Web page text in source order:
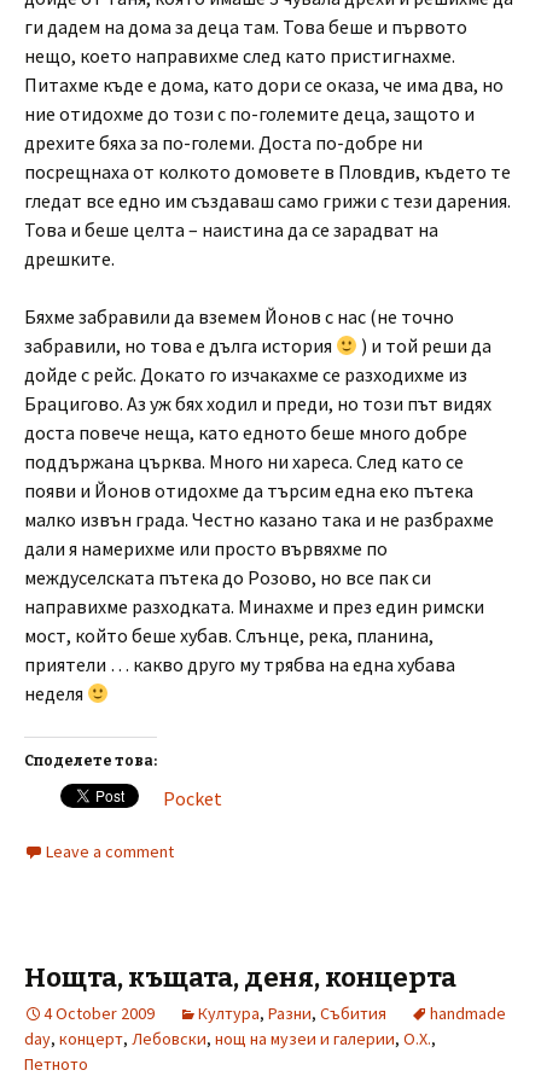
ги дадем на дома за деца там. Това беше и първото
нещо, което направихме след като пристигнахме.
Питахме къде е дома, като дори се оказа, че има два, но
ние отидохме до този с по-големите деца, защото и
дрехите бяха за по-големи. Доста по-добре ни
посрещнаха от колкото домовете в Пловдив, където те
гледат все едно им създаваш само грижи с тези дарения.
Това и беше целта – наистина да се зарадват на
дрешките.
Бяхме забравили да вземем Йонов с нас (не точно
забравили, но това е дълга история
) и той реши да
дойде с рейс. Докато го изчакахме се разходихме из
Брацигово. Аз уж бях ходил и преди, но този път видях
доста повече неща, като едното беше много добре
поддържана църква. Много ни хареса. След като се
появи и Йонов отидохме да търсим една еко пътека
малко извън града. Честно казано така и не разбрахме
дали я намерихме или просто вървяхме по
междуселската пътека до Розово, но все пак си
направихме разходката. Минахме и през един римски
мост, който беше хубав. Слънце, река, планина,
приятели … какво друго му трябва на една хубава
неделя
Споделете това:
Pocket
Leave a comment
Нощта, къщата, деня, концерта
4 October 2009 Култура, Разни, Събития
handmade
day, концерт, Лебовски, нощ на музеи и галерии, О.Х.,
Петното